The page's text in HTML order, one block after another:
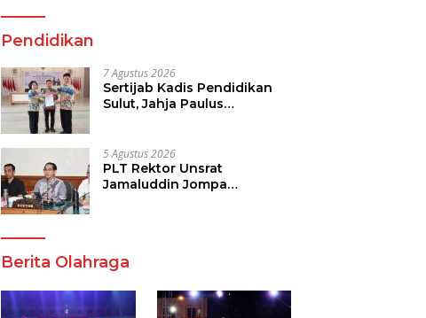
Pendidikan
7 Agustus 2026
Sertijab Kadis Pendidikan
Sulut, Jahja Paulus
Pendidikan
5 Agustus 2026
PLT Rektor Unsrat
Jamaluddin Jompa
Berita Olahraga